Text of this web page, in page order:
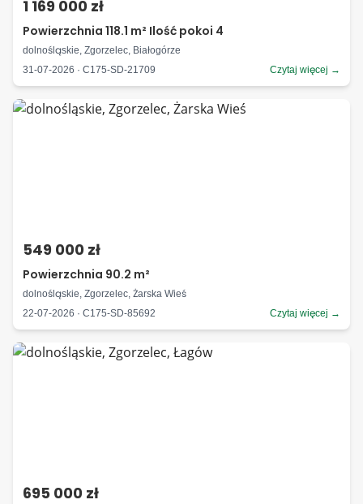
1 169 000 zł
Powierzchnia 118.1 m² Ilość pokoi 4
dolnośląskie, Zgorzelec, Białogórze
31-07-2026 · C175-SD-21709
Czytaj więcej →
549 000 zł
Powierzchnia 90.2 m²
dolnośląskie, Zgorzelec, Żarska Wieś
22-07-2026 · C175-SD-85692
Czytaj więcej →
695 000 zł